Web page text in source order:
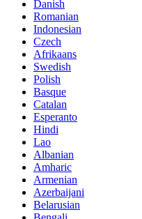
Danish
Romanian
Indonesian
Czech
Afrikaans
Swedish
Polish
Basque
Catalan
Esperanto
Hindi
Lao
Albanian
Amharic
Armenian
Azerbaijani
Belarusian